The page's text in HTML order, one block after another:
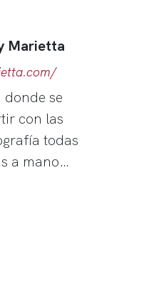
Marietta
donde se
con las
todas
a mano…